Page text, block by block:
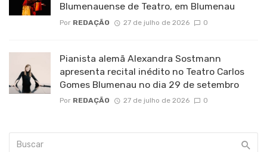
Blumenauense de Teatro, em Blumenau
Por REDAÇÃO 27 de julho de 2026 0
Pianista alemã Alexandra Sostmann
apresenta recital inédito no Teatro Carlos
Gomes Blumenau no dia 29 de setembro
Por REDAÇÃO 27 de julho de 2026 0